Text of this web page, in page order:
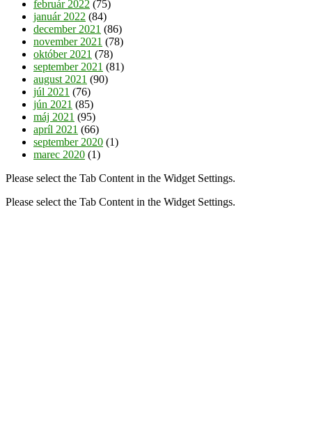
február 2022 (75)
január 2022 (84)
december 2021 (86)
november 2021 (78)
október 2021 (78)
september 2021 (81)
august 2021 (90)
júl 2021 (76)
jún 2021 (85)
máj 2021 (95)
apríl 2021 (66)
september 2020 (1)
marec 2020 (1)
Please select the Tab Content in the Widget Settings.
Please select the Tab Content in the Widget Settings.